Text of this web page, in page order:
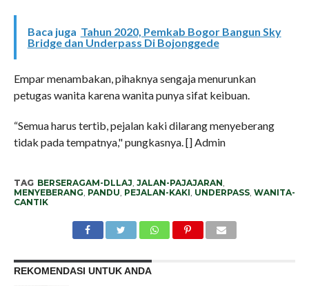
Baca juga Tahun 2020, Pemkab Bogor Bangun Sky
Bridge dan Underpass Di Bojonggede
Empar menambakan, pihaknya sengaja menurunkan
petugas wanita karena wanita punya sifat keibuan.
“Semua harus tertib, pejalan kaki dilarang menyeberang
tidak pada tempatnya," pungkasnya. [] Admin
TAG BERSERAGAM-DLLAJ, JALAN-PAJAJARAN,
MENYEBERANG, PANDU, PEJALAN-KAKI, UNDERPASS, WANITA-
CANTIK
REKOMENDASI UNTUK ANDA